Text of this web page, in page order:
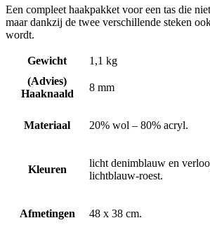
Een compleet haakpakket voor een tas die
maar dankzij de twee verschillende steken
wordt.
Gewicht
1,1 kg
(Advies)
Haaknaald
8 mm
Materiaal 20% wol – 80% acryl.
Kleuren
licht denimblauw en
lichtblauw-roest.
Afmetingen 48 x 38 cm.